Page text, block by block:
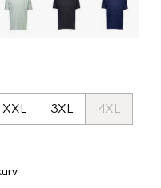
XXL 3XL 4XL